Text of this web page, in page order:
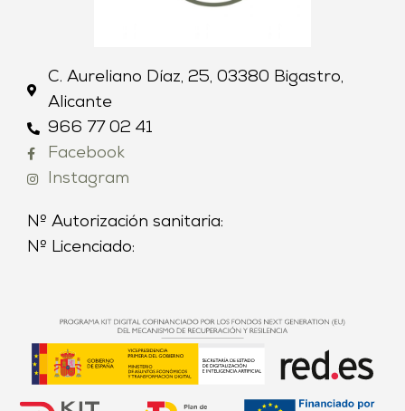
C. Aureliano Díaz, 25, 03380 Bigastro,
Alicante
966 77 02 41
Facebook
Instagram
Nº Autorización sanitaria:
Nº Licenciado: